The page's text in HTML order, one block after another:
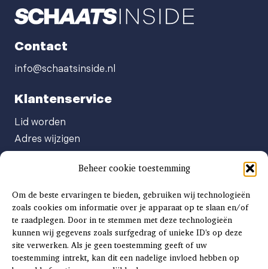
Beheer cookie toestemming
Om de beste ervaringen te bieden, gebruiken wij technologieën
zoals cookies om informatie over je apparaat op te slaan en/of
te raadplegen. Door in te stemmen met deze technologieën
kunnen wij gegevens zoals surfgedrag of unieke ID's op deze
site verwerken. Als je geen toestemming geeft of uw
toestemming intrekt, kan dit een nadelige invloed hebben op
2025/2026
Contact
info@schaatsinside.nl
Klantenservice
Lid worden
Adres wijzigen
Abonnement opzeggen
Afgeven automatische incasso
Factuur betalen
Klachtenformulier
Overige vragen